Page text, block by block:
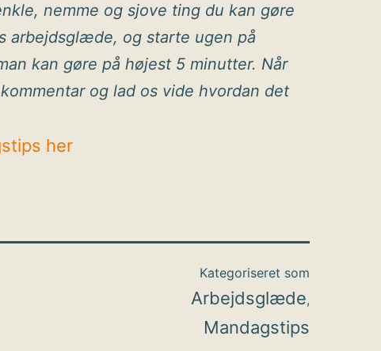
nemme og sjove ting du kan gøre
arbejdsglæde, og starte ugen på
kan gøre på højest 5 minutter. Når
og lad os vide hvordan det
her
Kategoriseret som
Arbejdsglæde,
Mandagstips